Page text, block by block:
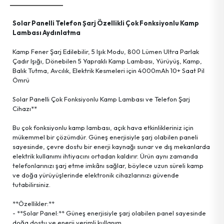
Kişisel Bakım Ürünleri
Ayna Grup
Güvenlik Ürünleri
Tartı Ürünleri
Terzi El Aletleri
Temizlik Ürünleri
Aydınlatma Ürünleri
Parti Ürünleri
Bilgisayar Malzemeleri
Askı Grup
Hobi Ürünleri
Tekstil Ürünleri
Temizlik Gereçleri
Okul & Ofis Malzemeleri
Deniz Ürünleri
Solar Panelli Telefon Şarj Özellikli Çok Fonksiyonlu Kamp
Lambası Aydınlatma
Kamp Fener Şarj Edilebilir, 5 Işık Modu, 800 Lümen Ultra Parlak
Çadır Işığı, Dönebilen 5 Yapraklı Kamp Lambası, Yürüyüş, Kamp,
Balık Tutma, Avcılık, Elektrik Kesmeleri için 4000mAh 10+ Saat Pil
Ömrü
Solar Panelli Çok Fonksiyonlu Kamp Lambası ve Telefon Şarj
Cihazı**
Bu çok fonksiyonlu kamp lambası, açık hava etkinlikleriniz için
mükemmel bir çözümdür. Güneş enerjisiyle şarj olabilen paneli
sayesinde, çevre dostu bir enerji kaynağı sunar ve dış mekanlarda
elektrik kullanımı ihtiyacını ortadan kaldırır. Ürün aynı zamanda
telefonlarınızı şarj etme imkânı sağlar, böylece uzun süreli kamp
ve doğa yürüyüşlerinde elektronik cihazlarınızı güvende
tutabilirsiniz.
**Özellikler:**
- **Solar Panel:** Güneş enerjisiyle şarj olabilen panel sayesinde